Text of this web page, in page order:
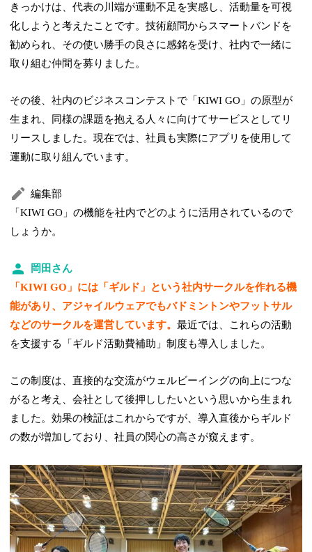
きっかけは、代表の川端が運動不足を実感し、活動量を可視
化しようと考えたことです。技術顧問からスマートバンドを
勧められ、その使い勝手の良さに感銘を受け、社内で一緒に
取り組む仲間を募りました。
その後、社内のビジネスコンテストで「KIWI GO」の原型が
生まれ、同様の課題を抱える人々に向けてサービスとしてリ
リースしました。現在では、社員も実際にアプリを使用して
運動に取り組んでいます。
編集部
「KIWI GO」の機能を社内でどのように活用されているので
しょうか。
岡田さん
「KIWI GO」には「ギルド」という社内サークルを作れる機
能があり、アジャイルウェアでもバドミントンやフットサル
などのサークルを運営しています。最近では、これらの活動
を支援する「ギルド活動費補助」制度も導入しました。
この制度は、直接的な交流がウェルビーイングの向上につな
がると考え、会社として後押ししたいという思いから生まれ
ました。効果の検証はこれからですが、導入直後からギルド
の数が増加しており、社員の関心の高さが窺えます。